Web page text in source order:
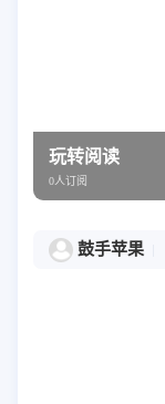
玩转阅读
0人订阅
鼓手苹果